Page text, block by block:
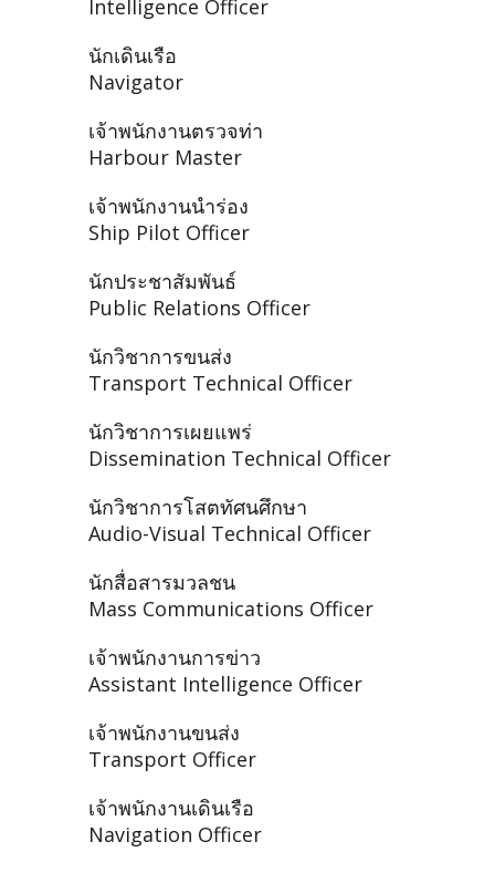
Intelligence Officer
นักเดินเรือ
Navigator
เจ้าพนักงานตรวจท่า
Harbour Master
เจ้าพนักงานนำร่อง
Ship Pilot Officer
นักประชาสัมพันธ์
Public Relations Officer
นักวิชาการขนส่ง
Transport Technical Officer
นักวิชาการเผยแพร่
Dissemination Technical Officer
นักวิชาการโสตทัศนศึกษา
Audio-Visual Technical Officer
นักสื่อสารมวลชน
Mass Communications Officer
เจ้าพนักงานการข่าว
Assistant Intelligence Officer
เจ้าพนักงานขนส่ง
Transport Officer
เจ้าพนักงานเดินเรือ
Navigation Officer